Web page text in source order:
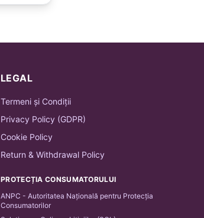
LEGAL
Termeni și Condiții
Privacy Policy (GDPR)
Cookie Policy
Return & Withdrawal Policy
PROTECȚIA CONSUMATORULUI
ANPC - Autoritatea Națională pentru Protecția
Consumatorilor